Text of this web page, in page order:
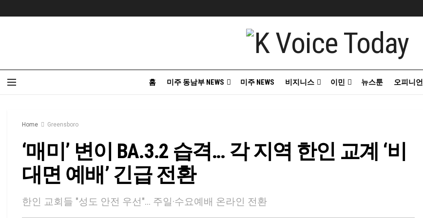
홈 미주 동남부 NEWS 미주 NEWS 비지니스 이민 뉴스툰 오피니언
Home Greensboro
‘매미’ 변이 BA.3.2 습격… 각 지역 한인 교계 ‘비
대면 예배’ 긴급 전환
한인 교회들 "성도 안전 우선"... 주일·수요예배 온라인 전환